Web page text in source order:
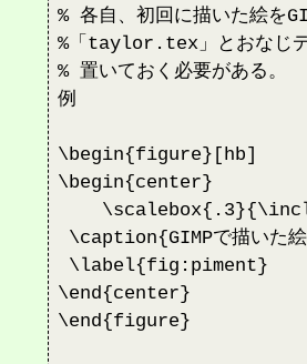
% 各自、初回に描いた絵を
%「taylor.tex」とおなじ
% 置いておく必要がある。
例
\begin{figure}[hb]
\begin{center}
\caption{GIMPで描いた
\label{fig:piment}
\end{center}
\end{figure}